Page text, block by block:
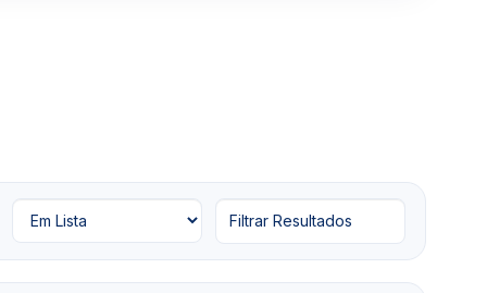
Filtrar Resultados